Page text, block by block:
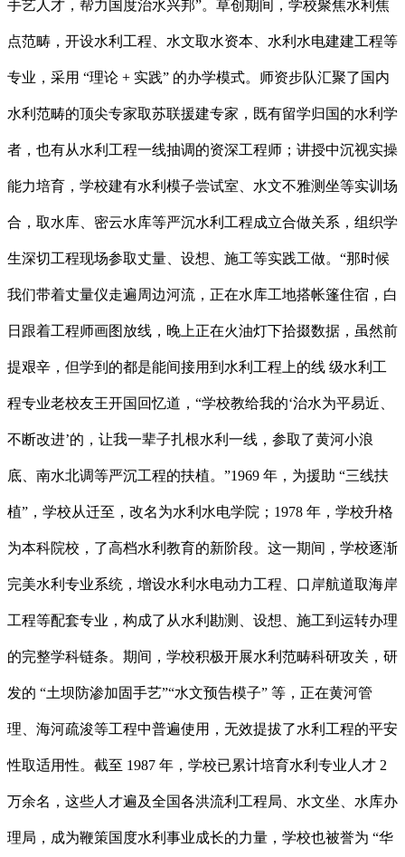
手艺人才，帮力国度治水兴邦”。草创期间，学校聚焦水利焦
点范畴，开设水利工程、水文取水资本、水利水电建建工程等
专业，采用 “理论 + 实践” 的办学模式。师资步队汇聚了国内
水利范畴的顶尖专家取苏联援建专家，既有留学归国的水利学
者，也有从水利工程一线抽调的资深工程师；讲授中沉视实操
能力培育，学校建有水利模子尝试室、水文不雅测坐等实训场
合，取水库、密云水库等严沉水利工程成立合做关系，组织学
生深切工程现场参取丈量、设想、施工等实践工做。“那时候
我们带着丈量仪走遍周边河流，正在水库工地搭帐篷住宿，白
日跟着工程师画图放线，晚上正在火油灯下拾掇数据，虽然前
提艰辛，但学到的都是能间接用到水利工程上的线 级水利工
程专业老校友王开国回忆道，“学校教给我的‘治水为平易近、
不断改进’的，让我一辈子扎根水利一线，参取了黄河小浪
底、南水北调等严沉工程的扶植。”1969 年，为援助 “三线扶
植”，学校从迁至，改名为水利水电学院；1978 年，学校升格
为本科院校，了高档水利教育的新阶段。这一期间，学校逐渐
完美水利专业系统，增设水利水电动力工程、口岸航道取海岸
工程等配套专业，构成了从水利勘测、设想、施工到运转办理
的完整学科链条。期间，学校积极开展水利范畴科研攻关，研
发的 “土坝防渗加固手艺”“水文预告模子” 等，正在黄河管
理、海河疏浚等工程中普遍使用，无效提拔了水利工程的平安
性取适用性。截至 1987 年，学校已累计培育水利专业人才 2
万余名，这些人才遍及全国各洪流利工程局、水文坐、水库办
理局，成为鞭策国度水利事业成长的力量，学校也被誉为 “华